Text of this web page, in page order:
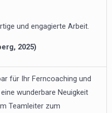
und engagierte Arbeit.
2025)
für Ihr Ferncoaching und
wunderbare Neuigkeit
Teamleiter zum